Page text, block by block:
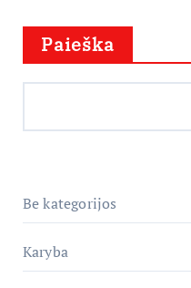
Paieška
Be kategorijos
Karyba